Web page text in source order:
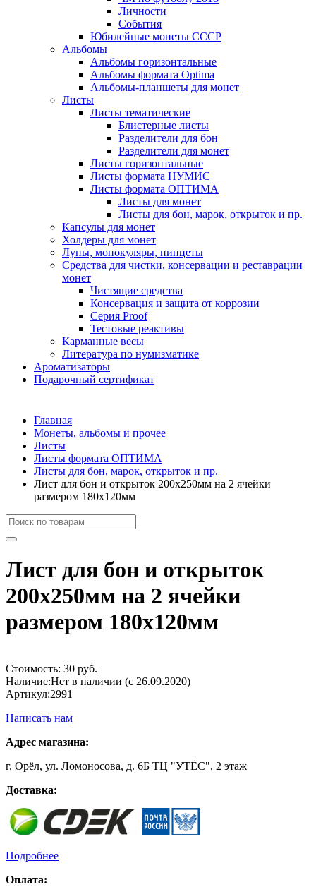
Личности
События
Юбилейные монеты СССР
Альбомы
Альбомы горизонтальные
Альбомы формата Optima
Альбомы-планшеты для монет
Листы
Листы тематические
Блистерные листы
Разделители для бон
Разделители для монет
Листы горизонтальные
Листы формата НУМИС
Листы формата ОПТИМА
Листы для монет
Листы для бон, марок, открыток и пр.
Капсулы для монет
Холдеры для монет
Лупы, монокуляры, пинцеты
Средства для чистки, консервации и реставрации
монет
Чистящие средства
Консервация и защита от коррозии
Серия Proof
Тестовые реактивы
Карманные весы
Литература по нумизматике
Ароматизаторы
Подарочный сертификат
Главная
Монеты, альбомы и прочее
Листы
Листы формата ОПТИМА
Листы для бон, марок, открыток и пр.
Лист для бон и открыток 200х250мм на 2 ячейки
размером 180х120мм
Лист для бон и открыток
200х250мм на 2 ячейки
размером 180х120мм
Стоимость: 30 руб.
Наличие:Нет в наличии (с 26.09.2020)
Артикул:2991
Написать нам
Адрес магазина:
г. Орёл, ул. Ломоносова, д. 6Б ТЦ "УТЁС", 2 этаж
Доставка:
Подробнее
Оплата: